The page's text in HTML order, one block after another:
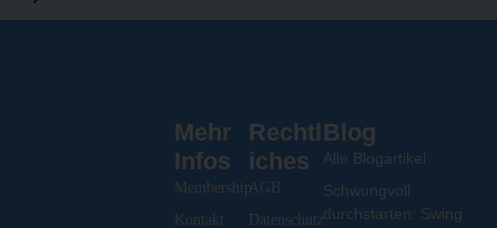
Rechtl
iches
AGB
Datenschutz
Mehr
Infos
Membership
Kontakt
Blog
Alle Blogartikel
Schwungvoll
durchstarten: Swing